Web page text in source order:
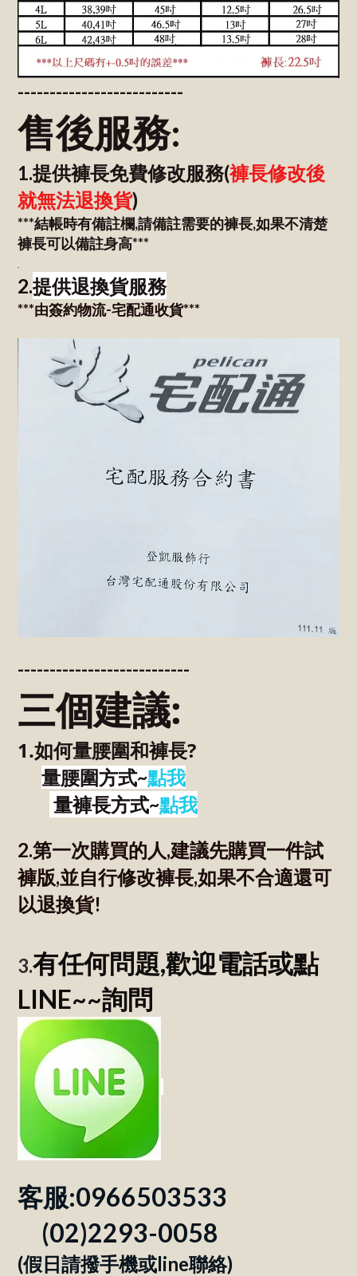
--------------------------
售後服務:
1.提供褲長免費修改服務(褲長修改後
就無法退換貨)
***結帳時有備註欄,請備註需要的褲長,如果不清楚
褲長可以備註身高***
2.提供退換貨服務
***由簽約物流-宅配通收貨***
---------------------------
三個建議:
1.如何量腰圍和褲長?
量腰圍方式~點我
量褲長方式~點我
2.第一次購買的人,建議先購買一件試
褲版,並自行修改褲長,如果不合適還可
以退換貨!
3.有任何問題,歡迎電話或點
LINE~~詢問
客服:0966503533
(02)2293-0058
(假日請撥手機或line聯絡)